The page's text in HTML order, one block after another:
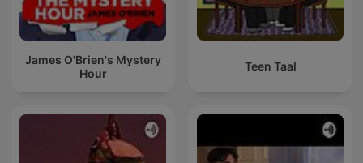
James O'Brien's Mystery
Hour
Teen Taal